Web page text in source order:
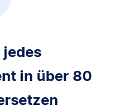
jedes
in über 80